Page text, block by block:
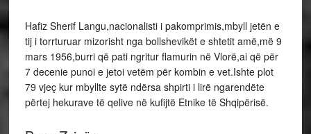
Hafiz Sherif Langu,nacionalisti i pakomprimis,mbyll jetën e
tij i torrturuar mizorisht nga bollshevikët e shtetit amë,më 9
mars 1956,burri që pati ngritur flamurin në Vlorë,ai që për
7 decenie punoi e jetoi vetëm për kombin e vet.Ishte plot
79 vjeç kur mbyllte sytë ndërsa shpirti i lirë ngarendëte
përtej hekurave të qelive në kufijtë Etnike të Shqipërisë.